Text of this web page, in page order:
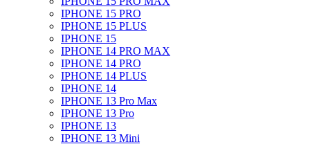
IPHONE 15 PRO
IPHONE 15 PLUS
IPHONE 15
IPHONE 14 PRO MAX
IPHONE 14 PRO
IPHONE 14 PLUS
IPHONE 14
IPHONE 13 Pro Max
IPHONE 13 Pro
IPHONE 13
IPHONE 13 Mini